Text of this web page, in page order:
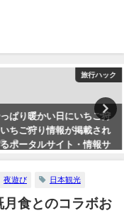
旅行ハック
っぱり暖かい日にいちご狩
いちご狩り情報が掲載され
ポータルサイト・情報サ
とめ5つ
夜遊び 日本観光
食とのコラボお